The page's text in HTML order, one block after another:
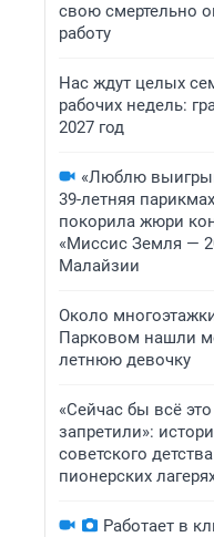
свою смертельно
работу
Нас ждут целых
рабочих недель:
2027 год
«Люблю
39-летняя
покорила жюри
«Миссис Земля —
Малайзии
Около
Парковом нашли
летнюю девочку
«Сейчас бы всё это
запретили»:
советского
пионерских
Работает в